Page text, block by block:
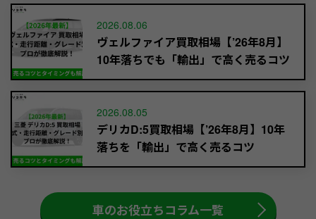
2026.08.06
ヴェルファイア買取相場【’26年8月】
10年落ちでも「輸出」で高く売るコツ
2026.08.05
デリカD:5買取相場【’26年8月】10年
落ちを「輸出」で高く売るコツ
車のお役立ちコラム一覧